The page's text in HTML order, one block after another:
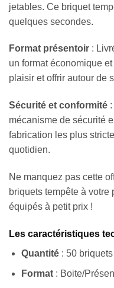
jetables. Ce briquet
quelques secondes.
Format présentoir :
un format économique
plaisir et offrir autour de
Sécurité et conformité
mécanisme de sécurité
fabrication les plus
quotidien.
Ne manquez pas cette
briquets tempête à
équipés à petit prix !
Les caractéristiques
Quantité: 50 briquets
Format: Boite/